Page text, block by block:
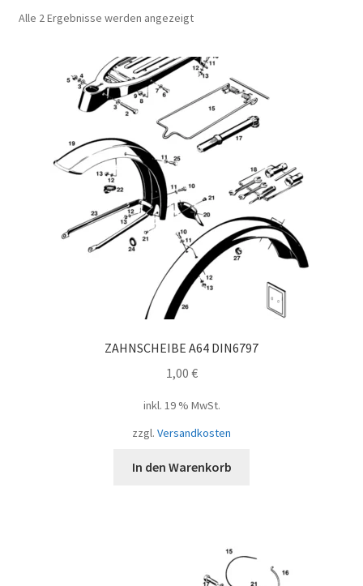
Alle 2 Ergebnisse werden angezeigtNach
ZAHNSCHEIBE A64 DIN6797
1,00 €
inkl. 19 % MwSt.
zzgl. Versandkosten
In den Warenkorb